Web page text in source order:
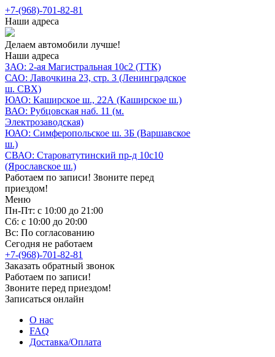
+7-(968)-701-82-81
Наши адреса
Делаем автомобили лучше!
Наши адреса
ЗАО: 2-ая Магистральная 10с2 (ТТК)
САО: Лавочкина 23, стр. 3 (Ленинградское
ш. СВХ)
ЮАО: Каширское ш., 22А (Каширское ш.)
ВАО: Рубцовская наб. 11 (м.
Электрозаводская)
ЮАО: Симферопольское ш. 3Б (Варшавское
ш.)
СВАО: Староватутинский пр-д 10с10
(Ярославское ш.)
Работаем по записи! Звоните перед
приездом!
Меню
Пн-Пт: с 10:00 до 21:00
Сб: с 10:00 до 20:00
Вс: По согласованию
Сегодня не работаем
+7-(968)-701-82-81
Заказать обратный звонок
Работаем по записи!
Звоните перед приездом!
Записаться онлайн
О нас
FAQ
Доставка/Оплата